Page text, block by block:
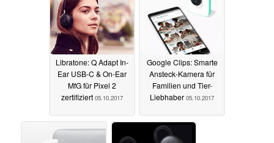
Libratone: Q Adapt In-
Ear USB-C & On-Ear
MfG für Pixel 2
zertifiziert 05.10.2017
Google Clips: Smarte
Ansteck-Kamera für
Familien und Tier-
Liebhaber 05.10.2017